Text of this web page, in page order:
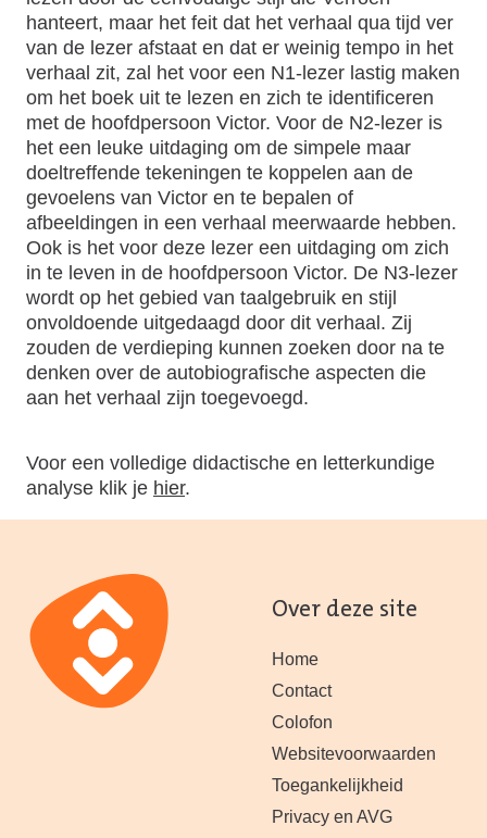
hanteert, maar het feit dat het verhaal qua tijd ver
van de lezer afstaat en dat er weinig tempo in het
verhaal zit, zal het voor een N1-lezer lastig maken
om het boek uit te lezen en zich te identificeren
met de hoofdpersoon Victor. Voor de N2-lezer is
het een leuke uitdaging om de simpele maar
doeltreffende tekeningen te koppelen aan de
gevoelens van Victor en te bepalen of
afbeeldingen in een verhaal meerwaarde hebben.
Ook is het voor deze lezer een uitdaging om zich
in te leven in de hoofdpersoon Victor. De N3-lezer
wordt op het gebied van taalgebruik en stijl
onvoldoende uitgedaagd door dit verhaal. Zij
zouden de verdieping kunnen zoeken door na te
denken over de autobiografische aspecten die
aan het verhaal zijn toegevoegd.
Voor een volledige didactische en letterkundige
analyse klik je hier.
Over deze site
Home
Contact
Colofon
Websitevoorwaarden
Toegankelijkheid
Privacy en AVG